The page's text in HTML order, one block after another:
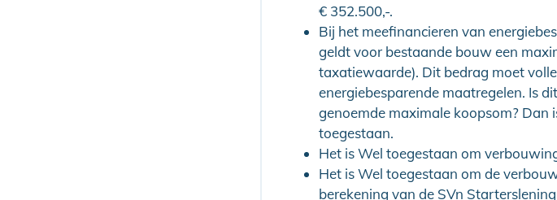
€ 352.500,-.
Bij het meefinancieren van
geldt voor bestaande bouw een
taxatiewaarde). Dit bedrag moet
energiebesparende maatregelen. Is
genoemde maximale koopsom? Dan
toegestaan.
Het is Wel toegestaan om
Het is Wel toegestaan om de
berekening van de SVn